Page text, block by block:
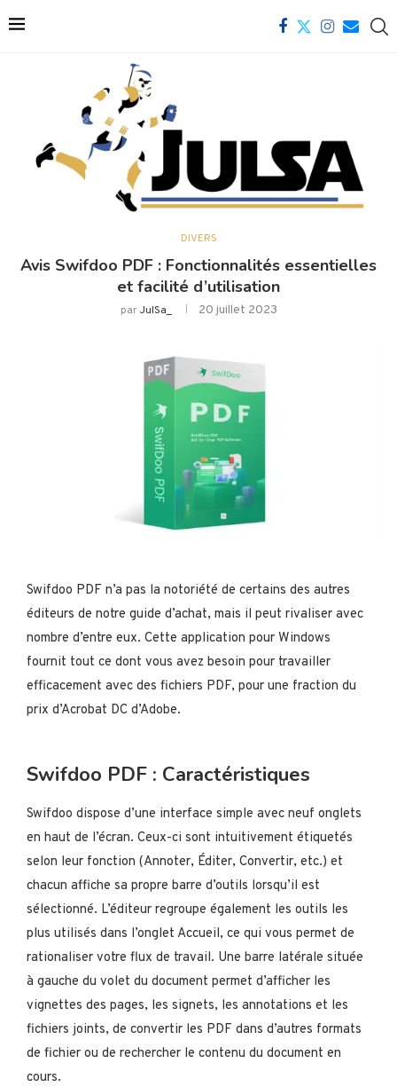
DIVERS
Avis Swifdoo PDF : Fonctionnalités essentielles
et facilité d’utilisation
parJulSa_ 20 juillet 2023
Swifdoo PDF n’a pas la notoriété de certains des autres
éditeurs de notre guide d’achat, mais il peut rivaliser avec
nombre d’entre eux. Cette application pour Windows
fournit tout ce dont vous avez besoin pour travailler
efficacement avec des fichiers PDF, pour une fraction du
prix d’Acrobat DC d’Adobe.
Swifdoo PDF : Caractéristiques
Swifdoo dispose d’une interface simple avec neuf onglets
en haut de l’écran. Ceux-ci sont intuitivement étiquetés
selon leur fonction (Annoter, Éditer, Convertir, etc.) et
chacun affiche sa propre barre d’outils lorsqu’il est
sélectionné. L’éditeur regroupe également les outils les
plus utilisés dans l’onglet Accueil, ce qui vous permet de
rationaliser votre flux de travail. Une barre latérale située
à gauche du volet du document permet d’afficher les
vignettes des pages, les signets, les annotations et les
fichiers joints, de convertir les PDF dans d’autres formats
de fichier ou de rechercher le contenu du document en
cours.